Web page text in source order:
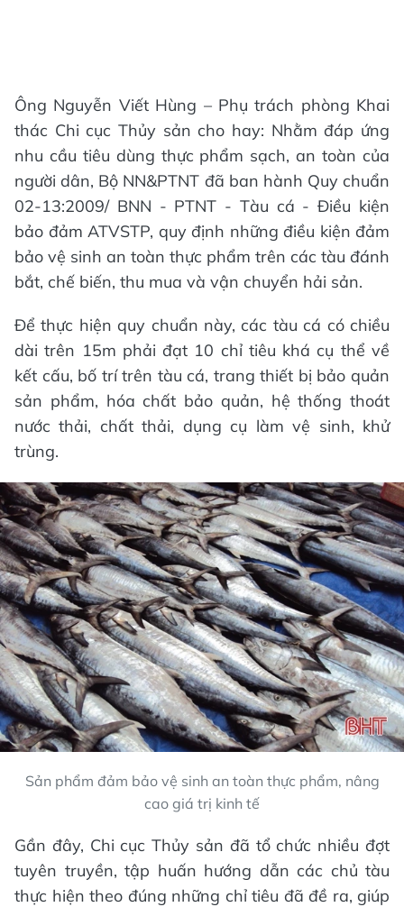
Ông Nguyễn Viết Hùng – Phụ trách phòng Khai
thác Chi cục Thủy sản cho hay: Nhằm đáp ứng
nhu cầu tiêu dùng thực phẩm sạch, an toàn của
người dân, Bộ NN&PTNT đã ban hành Quy chuẩn
02-13:2009/ BNN - PTNT - Tàu cá - Điều kiện
bảo đảm ATVSTP, quy định những điều kiện đảm
bảo vệ sinh an toàn thực phẩm trên các tàu đánh
bắt, chế biến, thu mua và vận chuyển hải sản.
Để thực hiện quy chuẩn này, các tàu cá có chiều
dài trên 15m phải đạt 10 chỉ tiêu khá cụ thể về
kết cấu, bố trí trên tàu cá, trang thiết bị bảo quản
sản phẩm, hóa chất bảo quản, hệ thống thoát
nước thải, chất thải, dụng cụ làm vệ sinh, khử
trùng.
Sản phẩm đảm bảo vệ sinh an toàn thực phẩm, nâng
cao giá trị kinh tế
Gần đây, Chi cục Thủy sản đã tổ chức nhiều đợt
tuyên truyền, tập huấn hướng dẫn các chủ tàu
thực hiện theo đúng những chỉ tiêu đã đề ra, giúp